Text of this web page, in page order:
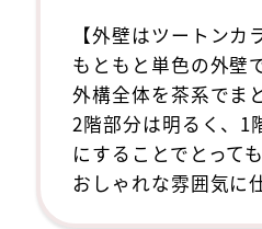
【外壁はツートンカ
もともと単色の外壁
外構全体を茶系でま
2階部分は明るく、1
にすることでとって
おしゃれな雰囲気に